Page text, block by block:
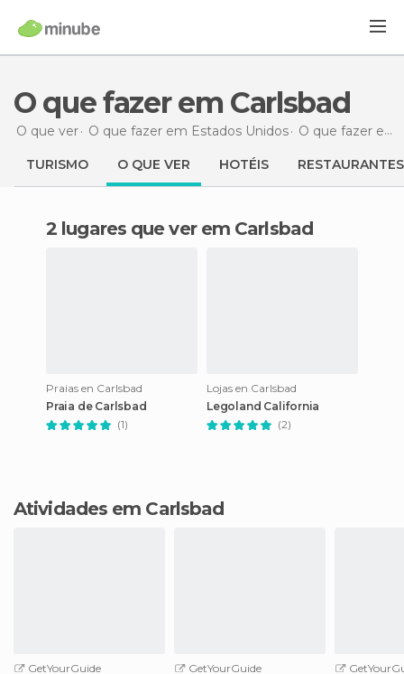
O que fazer em Carlsbad
O que ver O que fazer em Estados Unidos O que fazer em Califórnia
TURISMO O QUE VER HOTÉIS RESTAURANTES
2 lugares que ver em Carlsbad
Praias en Carlsbad
Praia de Carlsbad
(1)
Lojas en Carlsbad
Legoland California
(2)
Atividades em Carlsbad
GetYourGuide
GetYourGuide